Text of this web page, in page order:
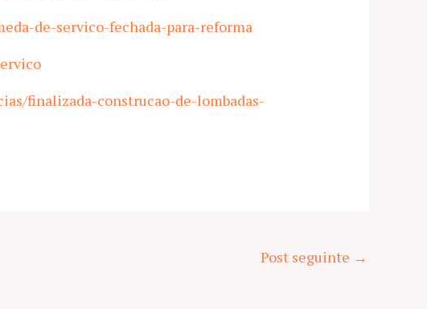
de-servico-fechada-para-reforma
finalizada-construcao-de-lombadas-
Post seguinte →